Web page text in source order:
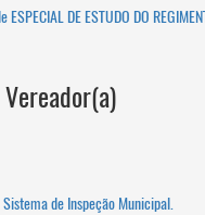
ESPECIAL DE ESTUDO DO
Sistema de Inspeção Municipal.